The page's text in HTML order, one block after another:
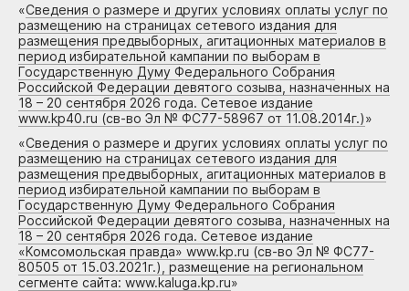
«Сведения о размере и других условиях оплаты услуг по
размещению на страницах сетевого издания для
размещения предвыборных, агитационных материалов в
период избирательной кампании по выборам в
Государственную Думу Федерального Собрания
Российской Федерации девятого созыва, назначенных на
18 – 20 сентября 2026 года. Сетевое издание
www.kp40.ru (св-во Эл № ФС77-58967 от 11.08.2014г.)»
«Сведения о размере и других условиях оплаты услуг по
размещению на страницах сетевого издания для
размещения предвыборных, агитационных материалов в
период избирательной кампании по выборам в
Государственную Думу Федерального Собрания
Российской Федерации девятого созыва, назначенных на
18 – 20 сентября 2026 года. Сетевое издание
«Комсомольская правда» www.kp.ru (св-во Эл № ФС77-
80505 от 15.03.2021г.), размещение на региональном
сегменте сайта: www.kaluga.kp.ru»